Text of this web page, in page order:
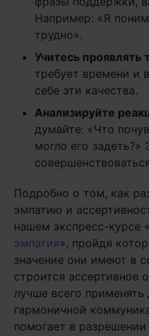
Например: «Я
трудно».
Учитесь проявлять
требует времени и
себе эти качества.
Анализируйте
думайте: «Что
могло его задеть?»
Подробно о том, как
эмпатию и
нашем экспресс-курсе «
эмпатия», пройдя
значение они имеют в
строится ассертивное
лучше всего
гармоничной
помогает в